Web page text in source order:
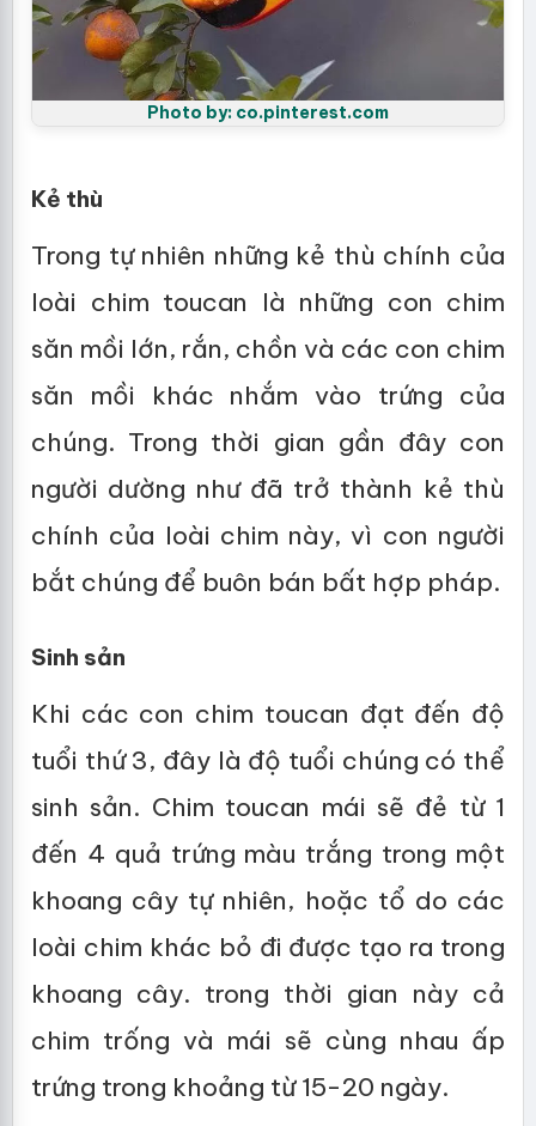
Photo by: co.pinterest.com
Kẻ thù
Trong tự nhiên những kẻ thù chính của
loài chim toucan là những con chim
săn mồi lớn, rắn, chồn và các con chim
săn mồi khác nhắm vào trứng của
chúng. Trong thời gian gần đây con
người dường như đã trở thành kẻ thù
chính của loài chim này, vì con người
bắt chúng để buôn bán bất hợp pháp.
Sinh sản
Khi các con chim toucan đạt đến độ
tuổi thứ 3, đây là độ tuổi chúng có thể
sinh sản. Chim toucan mái sẽ đẻ từ 1
đến 4 quả trứng màu trắng trong một
khoang cây tự nhiên, hoặc tổ do các
loài chim khác bỏ đi được tạo ra trong
khoang cây. trong thời gian này cả
chim trống và mái sẽ cùng nhau ấp
trứng trong khoảng từ 15-20 ngày.